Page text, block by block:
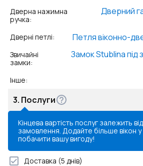
Дверна нажимна
ручка:
Дверний
Дверні петлі: Петля віконно-
Звичайні
замки:
Замок Stublina під
Інше:
3. Послуги
Кінцева вартість послуг залежить
замовлення. Додайте більше вікон
побачити вашу вигоду!
Доставка (5 днів)